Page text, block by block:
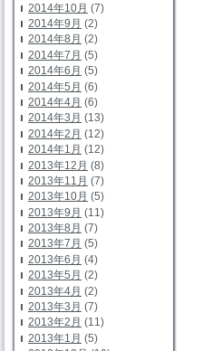
2014年10月 (7)
2014年9月 (2)
2014年8月 (2)
2014年7月 (5)
2014年6月 (5)
2014年5月 (6)
2014年4月 (6)
2014年3月 (13)
2014年2月 (12)
2014年1月 (12)
2013年12月 (8)
2013年11月 (7)
2013年10月 (5)
2013年9月 (11)
2013年8月 (7)
2013年7月 (5)
2013年6月 (4)
2013年5月 (2)
2013年4月 (2)
2013年3月 (7)
2013年2月 (11)
2013年1月 (5)